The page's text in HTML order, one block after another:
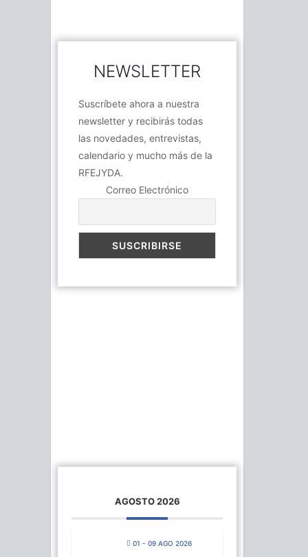
NEWSLETTER
Suscríbete ahora a nuestra
newsletter y recibirás todas
las novedades, entrevistas,
calendario y mucho más de la
RFEJYDA.
Correo Electrónico
AGOSTO 2026
01 - 09 AGO 2026